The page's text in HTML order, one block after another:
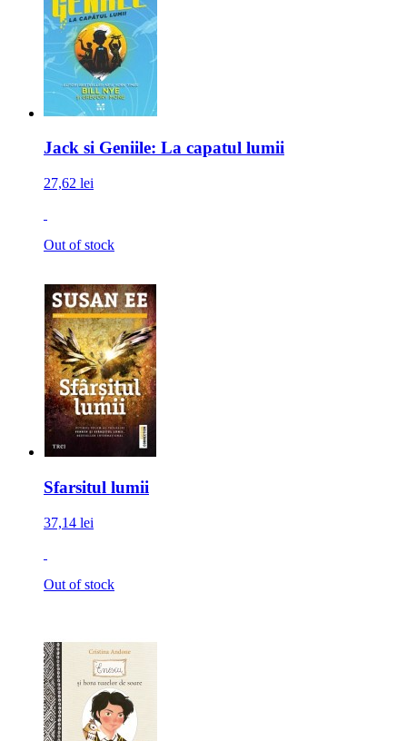
Jack si Geniile: La capatul lumii
27,62 lei
Out of stock
Sfarsitul lumii
37,14 lei
Out of stock